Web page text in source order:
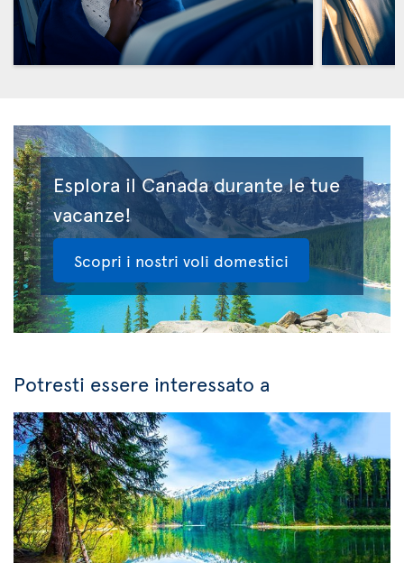
Esplora il Canada durante le tue
vacanze!
Scopri i nostri voli domestici
Potresti essere interessato a